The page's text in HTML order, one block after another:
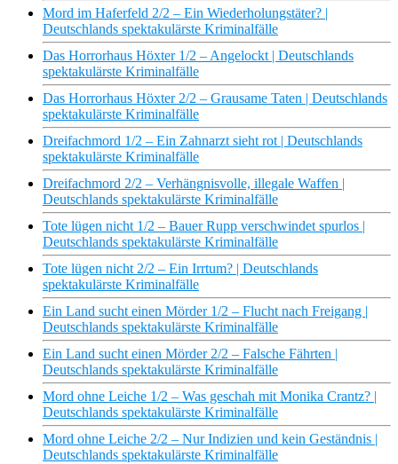
Mord im Haferfeld 2/2 – Ein Wiederholungstäter? |
Deutschlands spektakulärste Kriminalfälle
Das Horrorhaus Höxter 1/2 – Angelockt | Deutschlands
spektakulärste Kriminalfälle
Das Horrorhaus Höxter 2/2 – Grausame Taten | Deutschlands
spektakulärste Kriminalfälle
Dreifachmord 1/2 – Ein Zahnarzt sieht rot | Deutschlands
spektakulärste Kriminalfälle
Dreifachmord 2/2 – Verhängnisvolle, illegale Waffen |
Deutschlands spektakulärste Kriminalfälle
Tote lügen nicht 1/2 – Bauer Rupp verschwindet spurlos |
Deutschlands spektakulärste Kriminalfälle
Tote lügen nicht 2/2 – Ein Irrtum? | Deutschlands
spektakulärste Kriminalfälle
Ein Land sucht einen Mörder 1/2 – Flucht nach Freigang |
Deutschlands spektakulärste Kriminalfälle
Ein Land sucht einen Mörder 2/2 – Falsche Fährten |
Deutschlands spektakulärste Kriminalfälle
Mord ohne Leiche 1/2 – Was geschah mit Monika Crantz? |
Deutschlands spektakulärste Kriminalfälle
Mord ohne Leiche 2/2 – Nur Indizien und kein Geständnis |
Deutschlands spektakulärste Kriminalfälle